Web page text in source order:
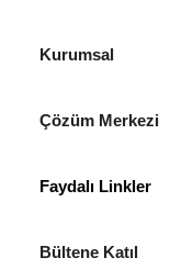
Kurumsal
Çözüm Merkezi
Faydalı Linkler
Bültene Katıl